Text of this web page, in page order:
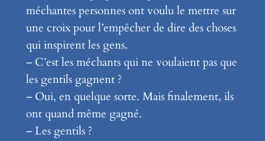
méchantes personnes ont voulu le mettre sur
une croix pour l’empêcher de dire des choses
qui inspirent les gens.
– C’est les méchants qui ne voulaient pas que
les gentils gagnent ?
– Oui, en quelque sorte. Mais finalement, ils
ont quand même gagné.
– Les gentils ?